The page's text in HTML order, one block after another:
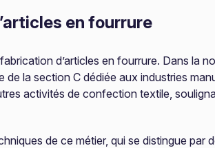
en fourrure
d’articles en fourrure. Dans la
de la section C dédiée aux industries
activités de confection textile,
de ce métier, qui se distingue par